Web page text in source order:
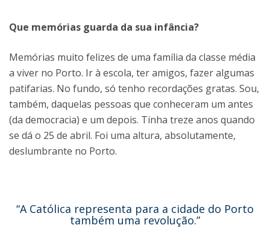
Que memórias guarda da sua infância?
Memórias muito felizes de uma família da classe média
a viver no Porto. Ir à escola, ter amigos, fazer algumas
patifarias. No fundo, só tenho recordações gratas. Sou,
também, daquelas pessoas que conheceram um antes
(da democracia) e um depois. Tinha treze anos quando
se dá o 25 de abril. Foi uma altura, absolutamente,
deslumbrante no Porto.
“A Católica representa para a cidade do Porto
também uma revolução.”